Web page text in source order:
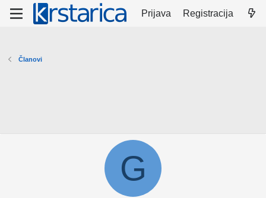
Prijava Registracija
Članovi
G